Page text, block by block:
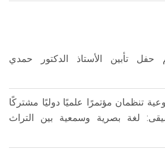
حفل تأبين الأستاذ الدكتور حمدي
تنظمان مؤتمرًا علميًا دوليًا مشتركًا
لغة بصرية وسمعية بين التراث